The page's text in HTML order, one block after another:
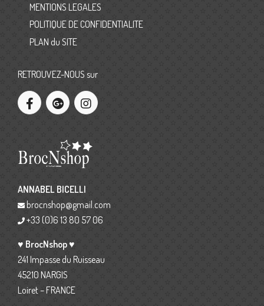
MENTIONS LEGALES
POLITIQUE DE CONFIDENTIALITE
PLAN du SITE
RETROUVEZ-NOUS sur
ANNABEL BICELLI
brocnshop@gmail.com
+33 (0)6 13 80 57 06
♥ BrocNshop ♥
241 Impasse du Ruisseau
45210 NARGIS
Loiret – FRANCE